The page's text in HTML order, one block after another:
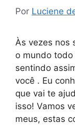
Por Luciene
Às vezes nos
o mundo
sentindo
você . Eu
que vai te
isso! Vamos
meus, estas